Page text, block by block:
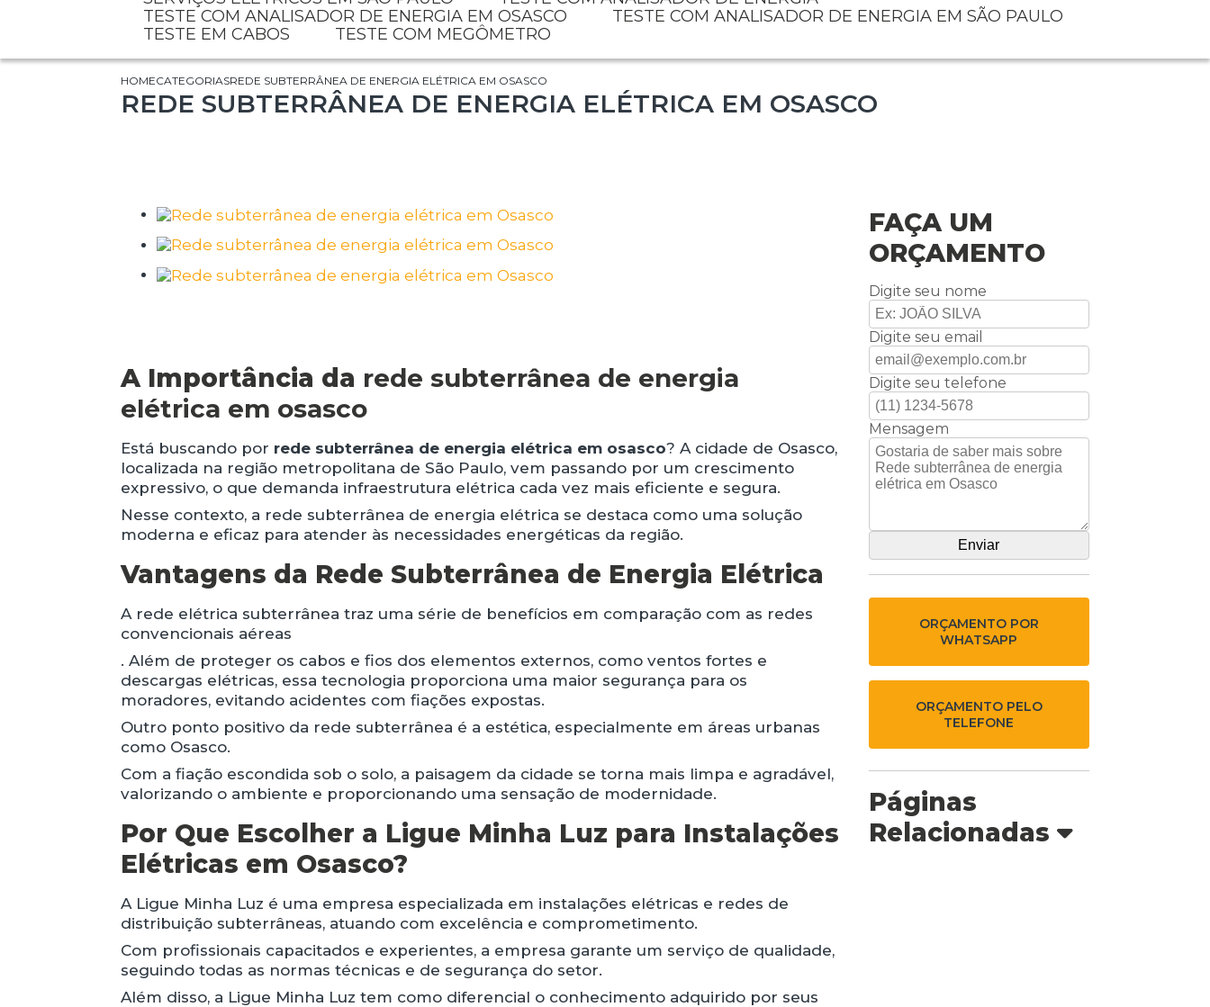
TESTE COM ANALISADOR DE ENERGIA EM OSASCO
TESTE COM ANALISADOR DE ENERGIA EM SÃO PAULO
TESTE EM CABOS
TESTE COM MEGÔMETRO
HOMECATEGORIASREDE SUBTERRÂNEA DE ENERGIA ELÉTRICA EM OSASCO
REDE SUBTERRÂNEA DE ENERGIA ELÉTRICA EM OSASCO
A Importância da rede subterrânea de energia
elétrica em osasco
Está buscando por rede subterrânea de energia elétrica em osasco? A cidade de Osasco,
localizada na região metropolitana de São Paulo, vem passando por um crescimento
expressivo, o que demanda infraestrutura elétrica cada vez mais eficiente e segura.
Nesse contexto, a rede subterrânea de energia elétrica se destaca como uma solução
moderna e eficaz para atender às necessidades energéticas da região.
Vantagens da Rede Subterrânea de Energia Elétrica
A rede elétrica subterrânea traz uma série de benefícios em comparação com as redes
convencionais aéreas
. Além de proteger os cabos e fios dos elementos externos, como ventos fortes e
descargas elétricas, essa tecnologia proporciona uma maior segurança para os
moradores, evitando acidentes com fiações expostas.
Outro ponto positivo da rede subterrânea é a estética, especialmente em áreas urbanas
como Osasco.
Com a fiação escondida sob o solo, a paisagem da cidade se torna mais limpa e agradável,
valorizando o ambiente e proporcionando uma sensação de modernidade.
Por Que Escolher a Ligue Minha Luz para Instalações
Elétricas em Osasco?
A Ligue Minha Luz é uma empresa especializada em instalações elétricas e redes de
distribuição subterrâneas, atuando com excelência e comprometimento.
Com profissionais capacitados e experientes, a empresa garante um serviço de qualidade,
seguindo todas as normas técnicas e de segurança do setor.
Além disso, a Ligue Minha Luz tem como diferencial o conhecimento adquirido por seus
FAÇA UM
ORÇAMENTO
Digite seu nome
Digite seu email
Digite seu telefone
Mensagem
ORÇAMENTO POR
WHATSAPP
ORÇAMENTO PELO
TELEFONE
Páginas
Relacionadas